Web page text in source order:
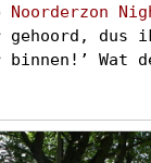
Noorderzon
gehoord, dus
binnen!’ Wat